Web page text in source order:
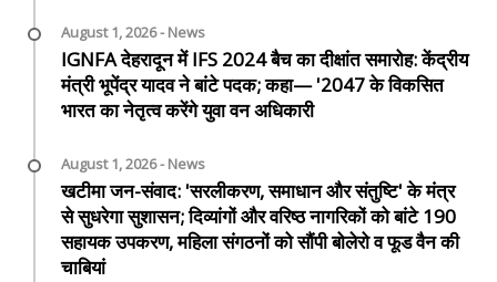
August 1, 2026 - News
IGNFA देहरादून में IFS 2024 बैच का दीक्षांत समारोह: केंद्रीय
मंत्री भूपेंद्र यादव ने बांटे पदक; कहा— '2047 के विकसित
भारत का नेतृत्व करेंगे युवा वन अधिकारी
August 1, 2026 - News
खटीमा जन-संवाद: 'सरलीकरण, समाधान और संतुष्टि' के मंत्र
से सुधरेगा सुशासन; दिव्यांगों और वरिष्ठ नागरिकों को बांटे 190
सहायक उपकरण, महिला संगठनों को सौंपी बोलेरो व फूड वैन की
चाबियां